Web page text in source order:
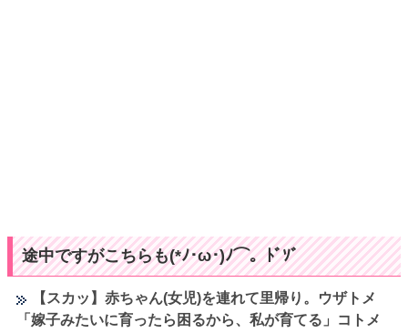
途中ですがこちらも(*ﾉ･ω･)ﾉ⌒。ﾄﾞｿﾞ
【スカッ】赤ちゃん(女児)を連れて里帰り。ウザトメ
「嫁子みたいに育ったら困るから、私が育てる」コトメ